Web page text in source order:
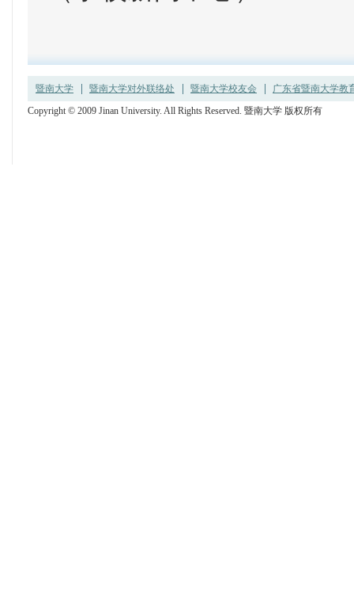
暨南大学 暨南大学对外联络处 暨南大学校友会
广东省暨南大学教
Copyright © 2009 Jinan University. All Rights Reserved. 暨南大学 版权所有